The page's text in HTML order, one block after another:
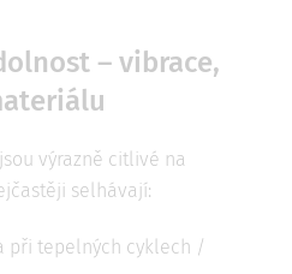
– vibrace,
výrazně citlivé na
selhávají:
při tepelných cyklech /